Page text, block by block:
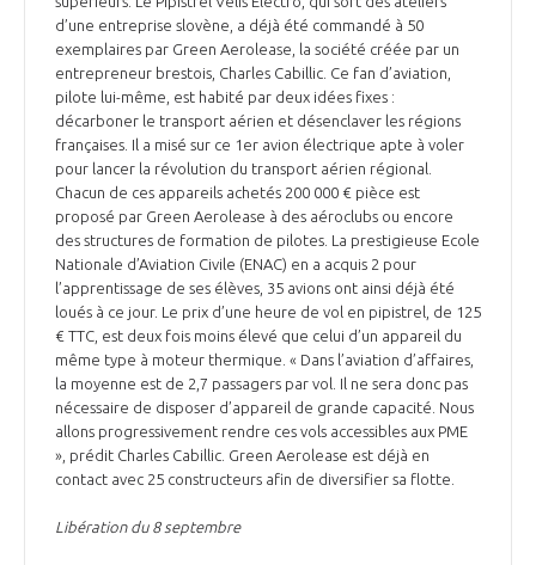
d’une entreprise slovène, a déjà été commandé à 50
exemplaires par Green Aerolease, la société créée par un
entrepreneur brestois, Charles Cabillic. Ce fan d’aviation,
pilote lui-même, est habité par deux idées fixes :
décarboner le transport aérien et désenclaver les régions
françaises. Il a misé sur ce 1er avion électrique apte à voler
pour lancer la révolution du transport aérien régional.
Chacun de ces appareils achetés 200 000 € pièce est
proposé par Green Aerolease à des aéroclubs ou encore
des structures de formation de pilotes. La prestigieuse Ecole
Nationale d’Aviation Civile (ENAC) en a acquis 2 pour
l’apprentissage de ses élèves, 35 avions ont ainsi déjà été
loués à ce jour. Le prix d’une heure de vol en pipistrel, de 125
€ TTC, est deux fois moins élevé que celui d’un appareil du
même type à moteur thermique. « Dans l’aviation d’affaires,
la moyenne est de 2,7 passagers par vol. Il ne sera donc pas
nécessaire de disposer d’appareil de grande capacité. Nous
allons progressivement rendre ces vols accessibles aux PME
», prédit Charles Cabillic. Green Aerolease est déjà en
contact avec 25 constructeurs afin de diversifier sa flotte.
Libération du 8 septembre